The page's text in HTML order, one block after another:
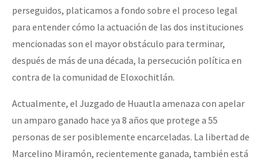
perseguidos, platicamos a fondo sobre el proceso legal
para entender cómo la actuación de las dos instituciones
mencionadas son el mayor obstáculo para terminar,
después de más de una década, la persecución política en
contra de la comunidad de Eloxochitlán.
Actualmente, el Juzgado de Huautla amenaza con apelar
un amparo ganado hace ya 8 años que protege a 55
personas de ser posiblemente encarceladas. La libertad de
Marcelino Miramón, recientemente ganada, también está